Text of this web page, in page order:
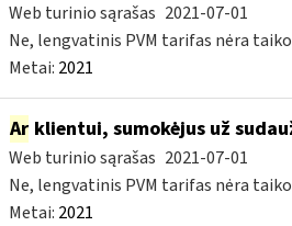
Web turinio sąrašas 2021-07-01
Ne, lengvatinis PVM tarifas nėra
Metai: 2021
Arklientui, sumokėjus už
Web turinio sąrašas 2021-07-01
Ne, lengvatinis PVM tarifas nėra
Metai: 2021